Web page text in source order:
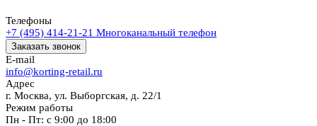
Телефоны
+7 (495) 414-21-21 Многоканальный телефон
Заказать звонок
E-mail
info@korting-retail.ru
Адрес
г. Москва, ул. Выборгская, д. 22/1
Режим работы
Пн - Пт: с 9:00 до 18:00